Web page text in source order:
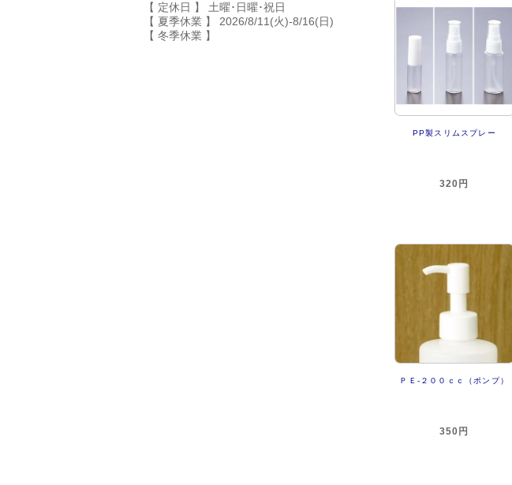
PP製スリムスプレー
320円
ＰＥ-２００ｃｃ（ポンプ）
350円
【 定休日 】 土曜･日曜･祝日
【 夏季休業 】 2026/8/11(火)-8/16(日)
【 冬季休業 】